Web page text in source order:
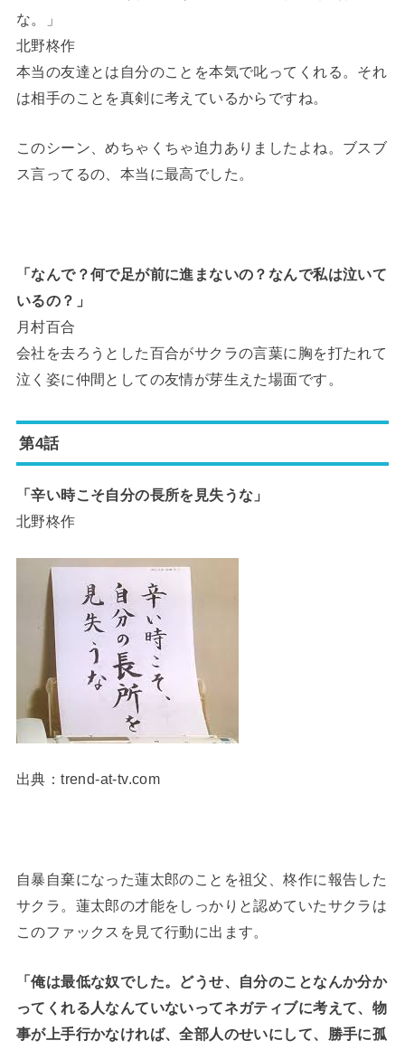
な。」
北野柊作
本当の友達とは自分のことを本気で叱ってくれる。それ
は相手のことを真剣に考えているからですね。
このシーン、めちゃくちゃ迫力ありましたよね。ブスブ
ス言ってるの、本当に最高でした。
「なんで？何で足が前に進まないの？なんで私は泣いて
いるの？」
月村百合
会社を去ろうとした百合がサクラの言葉に胸を打たれて
泣く姿に仲間としての友情が芽生えた場面です。
第4話
「辛い時こそ自分の長所を見失うな」
北野柊作
出典：trend-at-tv.com
自暴自棄になった蓮太郎のことを祖父、柊作に報告した
サクラ。蓮太郎の才能をしっかりと認めていたサクラは
このファックスを見て行動に出ます。
「俺は最低な奴でした。どうせ、自分のことなんか分か
ってくれる人なんていないってネガティブに考えて、物
事が上手行かなければ、全部人のせいにして、勝手に孤